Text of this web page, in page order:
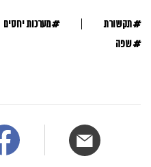
#תקשורת #מערכות יחסים
#שפה